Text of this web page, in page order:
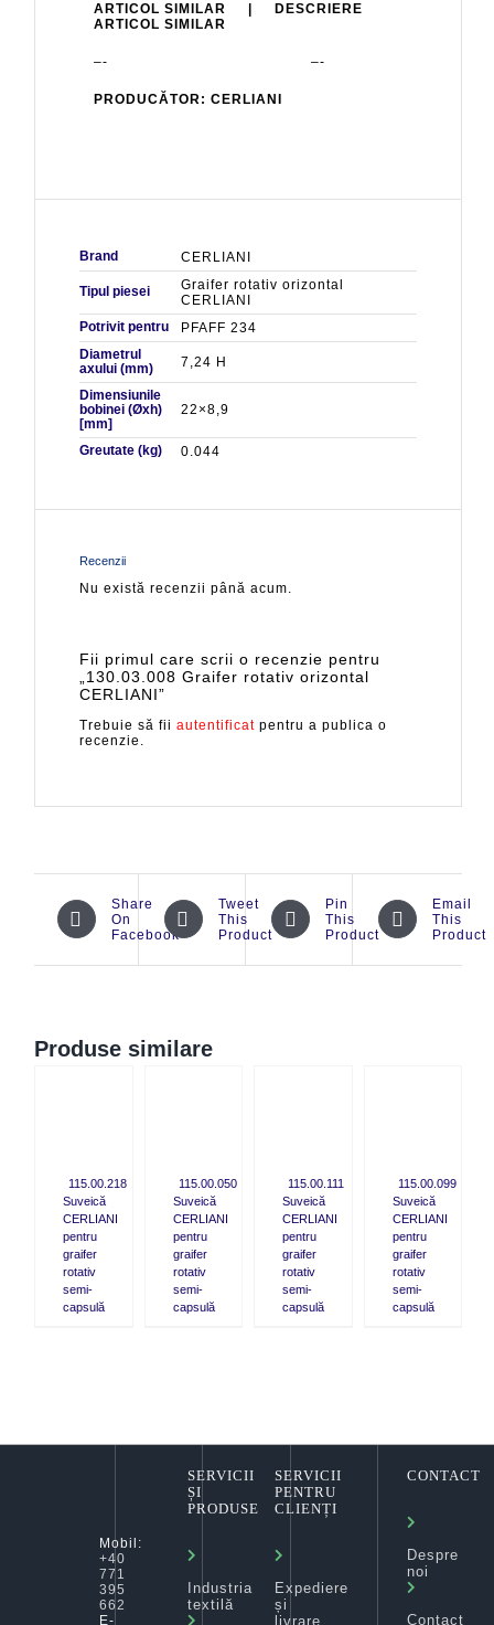
ARTICOL SIMILAR | DESCRIERE
ARTICOL SIMILAR
–- –-
PRODUCĂTOR: CERLIANI
Brand CERLIANI
Tipul piesei
Graifer rotativ orizontal
CERLIANI
Potrivit pentru
PFAFF 234
Diametrul
axului (mm)
7,24 H
Dimensiunile
bobinei (Øxh)
[mm]
22×8,9
Greutate (kg) 0.044
Recenzii
Nu există recenzii până acum.
Fii primul care scrii o recenzie pentru
„130.03.008 Graifer rotativ orizontal
CERLIANI”
Trebuie să fii autentificat pentru a publica o
recenzie.
Share
On
Facebook
Tweet
This
Product
Pin
This
Product
Email
This
Product
Produse similare
115.00.218
Suveică
CERLIANI
pentru
graifer
rotativ
semi-
capsulă
115.00.050
Suveică
CERLIANI
pentru
graifer
rotativ
semi-
capsulă
115.00.111
Suveică
CERLIANI
pentru
graifer
rotativ
semi-
capsulă
115.00.099
Suveică
CERLIANI
pentru
graifer
rotativ
semi-
capsulă
Mobil:
+40
771
395
662
E-
SERVICII
ȘI
PRODUSE
Industria
textilă
SERVICII
PENTRU
CLIENȚI
Expediere
și
livrare
CONTACT
Despre
noi
Contact